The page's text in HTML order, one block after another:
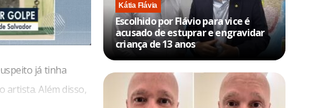
já tinha
artista. Além disso,
Kátia Flávia
Escolhido por Flávio para vice é
acusado de estuprar e engravidar
criança de 13 anos